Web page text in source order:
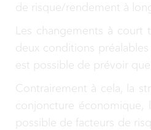
de risque/rendement à
Les changements à court
deux conditions
est possible de prévoir
Contrairement à cela, la
conjoncture économique,
possible de facteurs de